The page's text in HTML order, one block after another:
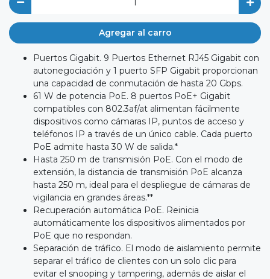
Agregar al carro
Puertos Gigabit. 9 Puertos Ethernet RJ45 Gigabit con
autonegociación y 1 puerto SFP Gigabit proporcionan
una capacidad de conmutación de hasta 20 Gbps.
61 W de potencia PoE. 8 puertos PoE+ Gigabit
compatibles con 802.3af/at alimentan fácilmente
dispositivos como cámaras IP, puntos de acceso y
teléfonos IP a través de un único cable. Cada puerto
PoE admite hasta 30 W de salida.*
Hasta 250 m de transmisión PoE. Con el modo de
extensión, la distancia de transmisión PoE alcanza
hasta 250 m, ideal para el despliegue de cámaras de
vigilancia en grandes áreas.**
Recuperación automática PoE. Reinicia
automáticamente los dispositivos alimentados por
PoE que no respondan.
Separación de tráfico. El modo de aislamiento permite
separar el tráfico de clientes con un solo clic para
evitar el snooping y tampering, además de aislar el